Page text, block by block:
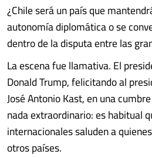
¿Chile será un país que
autonomía diplomática o se
dentro de la disputa entre las
La escena fue llamativa. El
Donald Trump, felicitando al
José Antonio Kast, en una
nada extraordinario: es habitual
internacionales saluden a
otros países.